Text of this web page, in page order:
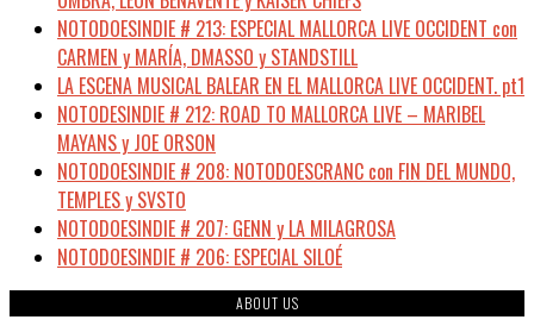
NOTODOESINDIE # 213: ESPECIAL MALLORCA LIVE OCCIDENT con
CARMEN y MARÍA, DMASSO y STANDSTILL
LA ESCENA MUSICAL BALEAR EN EL MALLORCA LIVE OCCIDENT. pt1
NOTODESINDIE # 212: ROAD TO MALLORCA LIVE – MARIBEL
MAYANS y JOE ORSON
NOTODOESINDIE # 208: NOTODOESCRANC con FIN DEL MUNDO,
TEMPLES y SVSTO
NOTODOESINDIE # 207: GENN y LA MILAGROSA
NOTODOESINDIE # 206: ESPECIAL SILOÉ
ABOUT US